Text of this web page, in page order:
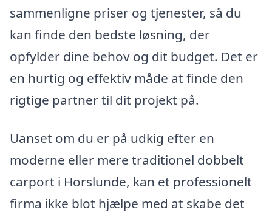
sammenligne priser og tjenester, så du
kan finde den bedste løsning, der
opfylder dine behov og dit budget. Det er
en hurtig og effektiv måde at finde den
rigtige partner til dit projekt på.
Uanset om du er på udkig efter en
moderne eller mere traditionel dobbelt
carport i Horslunde, kan et professionelt
firma ikke blot hjælpe med at skabe det